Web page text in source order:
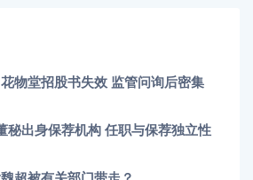
物堂招股书失效 监管问询后密集
秘出身保荐机构 任职与保荐独立性